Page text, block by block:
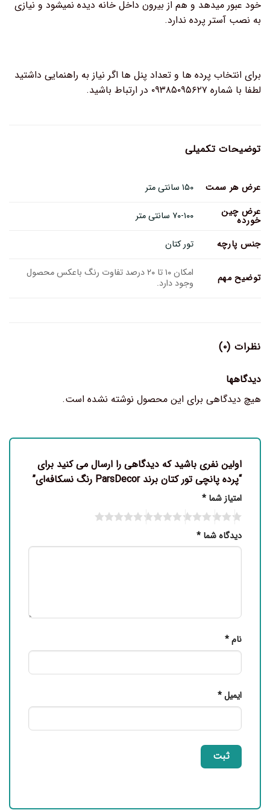
خود عبور میدهد و هم از بیرون داخل خانه دیده نمیشود و نیازی
به نصب آستر پرده ندارد.
برای انتخاب پرده ها و تعداد پنل ها اگر نیاز به راهنمایی داشتید
لطفا با شماره ۰۹۳۸۵۰۹۵۶۲۷ در ارتباط باشید.
توضیحات تکمیلی
عرض هر سمت
۱۵۰ سانتی متر
عرض چین
خورده ۷۰-۱۰۰ سانتی متر
جنس پارچه تور کتان
توضیح مهم امکان ۱۰ تا ۲۰ درصد تفاوت رنگ باعکس محصول
وجود دارد.
نظرات (۰)
دیدگاهها
هیچ دیدگاهی برای این محصول نوشته نشده است.
اولین نفری باشید که دیدگاهی را ارسال می کنید برای
“پرده پانچی تور کتان برند ParsDecor رنگ نسکافه‌ای”
امتیاز شما *
دیدگاه شما *
نام*
ایمیل*